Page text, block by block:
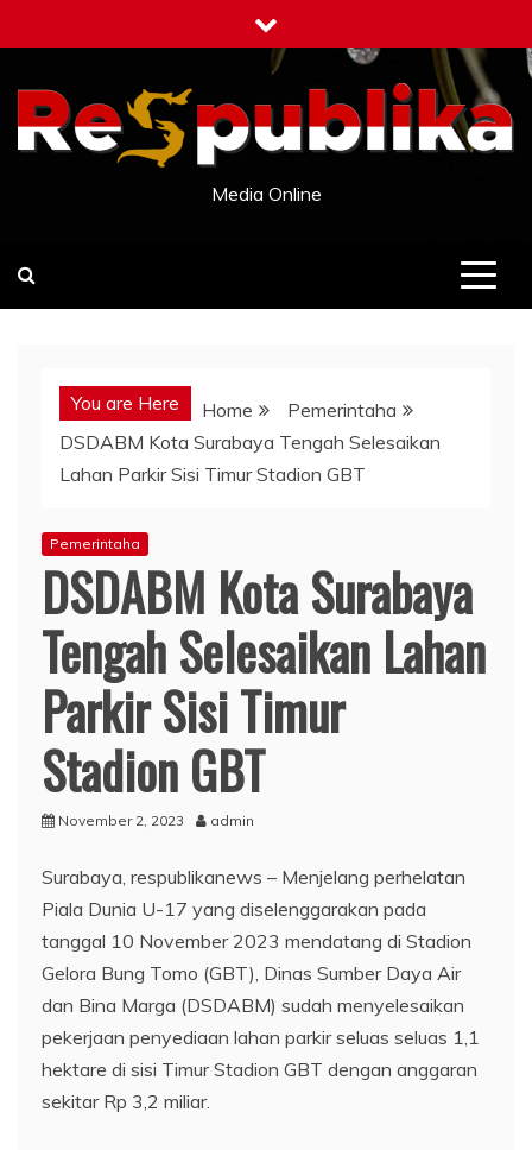
to
Media Online
You are Here Home
Pemerintaha
DSDABM Kota Surabaya Tengah Selesaikan
Lahan Parkir Sisi Timur Stadion GBT
Pemerintaha
DSDABM Kota Surabaya
Tengah Selesaikan Lahan
Parkir Sisi Timur
Stadion GBT
November 2, 2023 admin
Surabaya, respublikanews – Menjelang perhelatan
Piala Dunia U-17 yang diselenggarakan pada
tanggal 10 November 2023 mendatang di Stadion
Gelora Bung Tomo (GBT), Dinas Sumber Daya Air
dan Bina Marga (DSDABM) sudah menyelesaikan
pekerjaan penyediaan lahan parkir seluas seluas 1,1
hektare di sisi Timur Stadion GBT dengan anggaran
sekitar Rp 3,2 miliar.